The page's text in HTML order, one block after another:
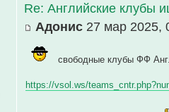
Re: Английские клубы
Адонис 27 мар 2025,
свободные клубы ФФ
https://vsol.ws/